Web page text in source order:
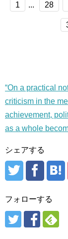
1 ... 28
“On a practical
criticism in the
achievement,
as a whole
シェアする
フォローする